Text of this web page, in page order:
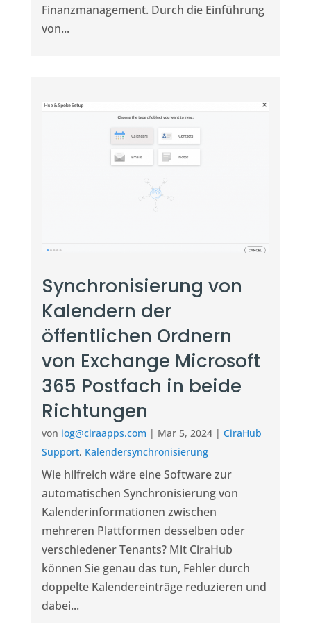
Finanzmanagement. Durch die Einführung
von...
Synchronisierung von
Kalendern der
öffentlichen Ordnern
von Exchange Microsoft
365 Postfach in beide
Richtungen
von iog@ciraapps.com | Mar 5, 2024| CiraHub
Support, Kalendersynchronisierung
Wie hilfreich wäre eine Software zur
automatischen Synchronisierung von
Kalenderinformationen zwischen
mehreren Plattformen desselben oder
verschiedener Tenants? Mit CiraHub
können Sie genau das tun, Fehler durch
doppelte Kalendereinträge reduzieren und
dabei...